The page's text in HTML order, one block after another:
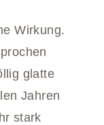
Wirkung.
glatte
Jahren
stark